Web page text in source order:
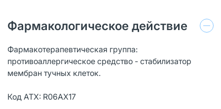
Фармакологическое действие
Фармакотерапевтическая группа:
противоаллергическое средство - стабилизатор
мембран тучных клеток.
Код ATX: R06AX17